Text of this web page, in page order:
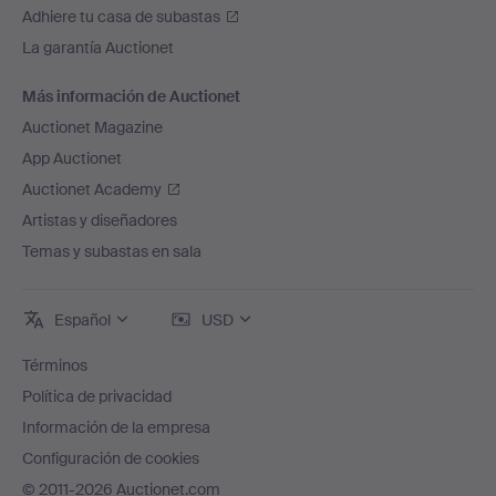
Adhiere tu casa de subastas
La garantía Auctionet
Más información de Auctionet
Auctionet Magazine
App Auctionet
Auctionet Academy
Artistas y diseñadores
Temas y subastas en sala
Español USD
Términos
Política de privacidad
Información de la empresa
Configuración de cookies
© 2011-2026 Auctionet.com